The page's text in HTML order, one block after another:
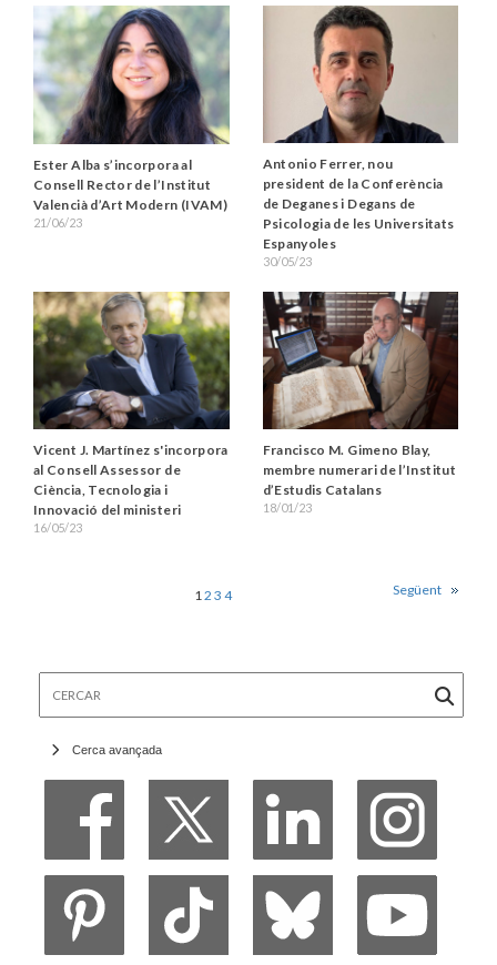
Ester Alba s’incorpora al
Consell Rector de l’Institut
Valencià d’Art Modern (IVAM)
21/06/23
Antonio Ferrer, nou
president de la Conferència
de Deganes i Degans de
Psicologia de les Universitats
Espanyoles
30/05/23
Vicent J. Martínez s'incorpora
al Consell Assessor de
Ciència, Tecnologia i
Innovació del ministeri
16/05/23
Francisco M. Gimeno Blay,
membre numerari de l’Institut
d’Estudis Catalans
18/01/23
12 3 4 Següent
Cerca avançada